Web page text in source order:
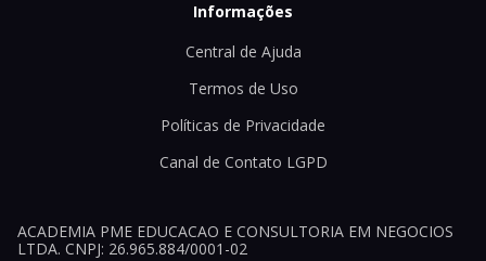
Informações
Central de Ajuda
Termos de Uso
Políticas de Privacidade
Canal de Contato LGPD
ACADEMIA PME EDUCACAO E CONSULTORIA EM NEGOCIOS
LTDA. CNPJ: 26.965.884/0001-02